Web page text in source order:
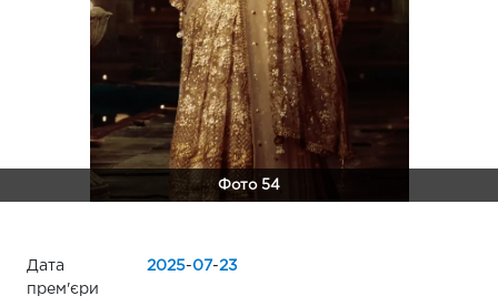
Фото 54
Дата
прем'єри
2025-07-23